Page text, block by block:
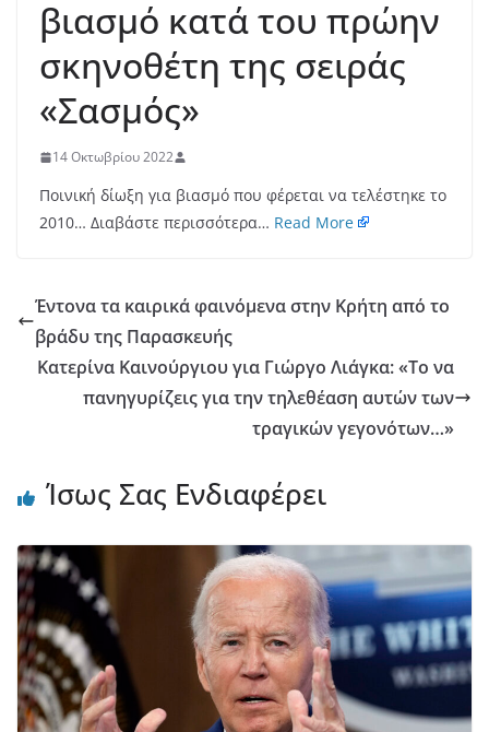
βιασμό κατά του πρώην
σκηνοθέτη της σειράς
«Σασμός»
14 Οκτωβρίου 2022
Ποινική δίωξη για βιασμό που φέρεται να τελέστηκε το
2010… Διαβάστε περισσότερα… Read More
Έντονα τα καιρικά φαινόμενα στην Κρήτη από το
βράδυ της Παρασκευής
Κατερίνα Καινούργιου για Γιώργο Λιάγκα: «Το να
πανηγυρίζεις για την τηλεθέαση αυτών των
τραγικών γεγονότων…»
Ίσως Σας Ενδιαφέρει